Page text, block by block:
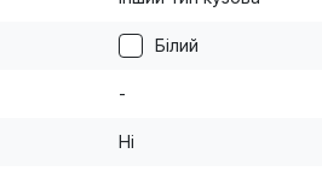
Білий
-
Ні